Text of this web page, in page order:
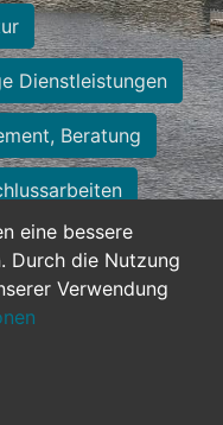
eine bessere
Durch die Nutzung
Verwendung
Dienstleistungen
Beratung